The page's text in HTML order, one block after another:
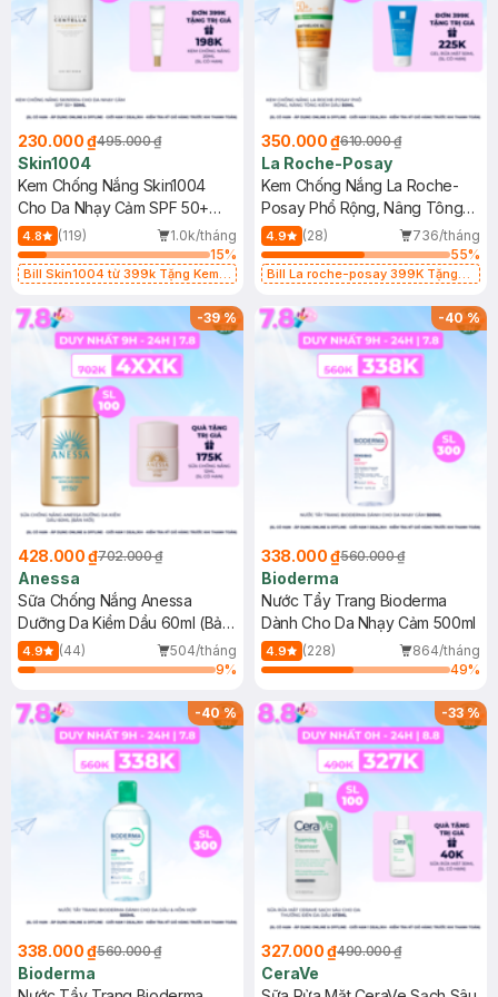
230.000 ₫495.000 ₫
Skin1004
Kem Chống Nắng Skin1004
Cho Da Nhạy Cảm SPF 50+
50ml
4.8 (119)
1.0k/tháng
15%
Bill Skin1004 từ 399k Tặng Kem
SPF 50+ 20ml (SL Có Hạn)
350.000 ₫610.000 ₫
La Roche-Posay
Kem Chống Nắng La Roche-
Posay Phổ Rộng, Nâng Tông
Kiềm Dầu 50ml
4.9 (28)
736/tháng
55%
Bill La roche-posay 399K Tặng
(SL có hạn)
-39%
428.000 ₫702.000 ₫
Anessa
Sữa Chống Nắng Anessa
Dưỡng Da Kiềm Dầu 60ml (Bản
Mới)
4.9 (44)
504/tháng
9%
-40%
338.000 ₫560.000 ₫
Bioderma
Nước Tẩy Trang Bioderma
Dành Cho Da Nhạy Cảm 500ml
4.9 (228)
864/tháng
49%
-40%
338.000 ₫560.000 ₫
Bioderma
-33%
327.000 ₫490.000 ₫
CeraVe